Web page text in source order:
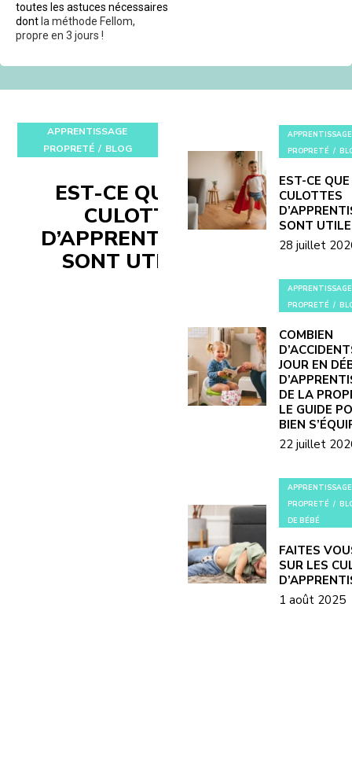
toutes les astuces nécessaires
dont la méthode Fellom,
propre en 3 jours !
APPRENTISSAGE
PROPRETÉ
BLOG
EST-CE QUE LES
CULOTTES
D’APPRENTISSAGE
SONT UTILES ?
APPRENTISSAGE
PROPRETÉ
EST-CE
CULOTTES
SONT
28 juillet
APPRENTISSAGE
PROPRETÉ
COMBIEN
JOUR EN
DE LA
LE GUIDE
BIEN
22 juillet
APPRENTISSAGE
PROPRETÉ
DE BÉBÉ
FAITES
SUR LES
1 août 2025